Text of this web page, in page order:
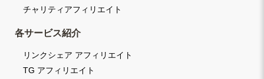
チャリティアフィリエイト
各サービス紹介
リンクシェア アフィリエイト
TG アフィリエイト